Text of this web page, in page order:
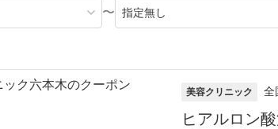
〜
美容クリニック 全
ヒアルロン